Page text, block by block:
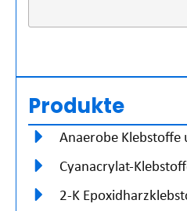
Produkte
Anaerobe Klebstoffe
Cyanacrylat-
2-K